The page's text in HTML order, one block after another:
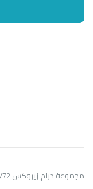
مجموعة درام زيروكس 71/72 جديد هاي كوبي